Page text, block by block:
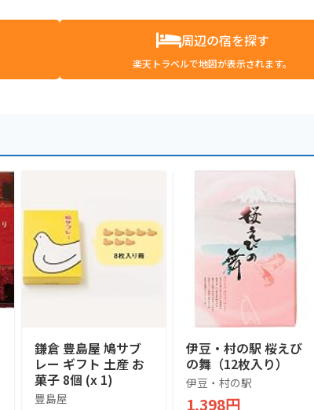
周辺の宿を探す
楽天トラベルで地図が表示されます。
鎌倉 豊島屋 鳩サブ
レー ギフト 土産 お
菓子 8個 (x 1)
豊島屋
伊豆・村の駅 桜えび
の舞（12枚入り）
伊豆・村の駅
1,398円